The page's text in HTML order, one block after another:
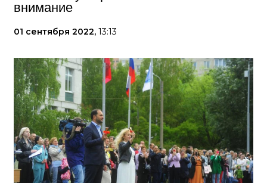
внимание
01 сентября 2022, 13:13